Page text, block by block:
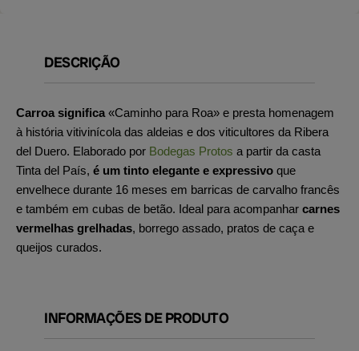
DESCRIÇÃO
Carroa significa «Caminho para Roa» e presta homenagem
à história vitivinícola das aldeias e dos viticultores da Ribera
del Duero. Elaborado por Bodegas Protos a partir da casta
Tinta del País, é um tinto elegante e expressivo que
envelhece durante 16 meses em barricas de carvalho francês
e também em cubas de betão. Ideal para acompanhar carnes
vermelhas grelhadas, borrego assado, pratos de caça e
queijos curados.
INFORMAÇÕES DE PRODUTO